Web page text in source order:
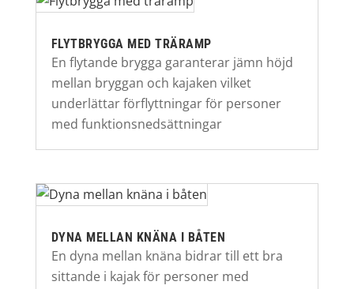
FLYTBRYGGA MED TRÄRAMP
En flytande brygga garanterar jämn höjd
mellan bryggan och kajaken vilket
underlättar förflyttningar för personer
med funktionsnedsättningar
DYNA MELLAN KNÄNA I BÅTEN
En dyna mellan knäna bidrar till ett bra
sittande i kajak för personer med